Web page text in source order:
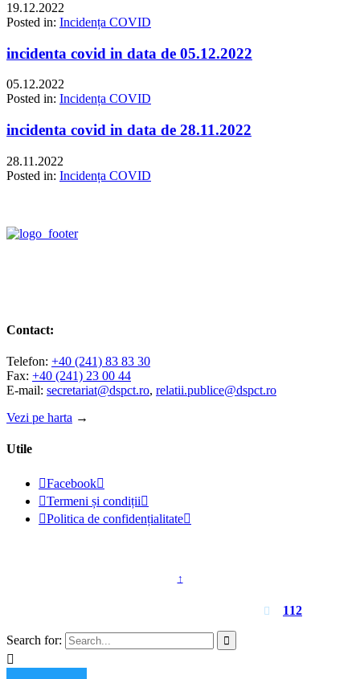
19.12.2022
Posted in: Incidența COVID
incidenta covid in data de 05.12.2022
05.12.2022
Posted in: Incidența COVID
incidenta covid in data de 28.11.2022
28.11.2022
Posted in: Incidența COVID
Contact:
Telefon: +40 (241) 83 83 30
Fax: +40 (241) 23 00 44
E-mail: secretariat@dspct.ro, relatii.publice@dspct.ro
Vezi pe harta →
Utile
Facebook
Termeni și condiții
Politica de confidențialitate
↑
 112
Search for: 
